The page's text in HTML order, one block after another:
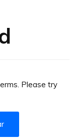
Please try